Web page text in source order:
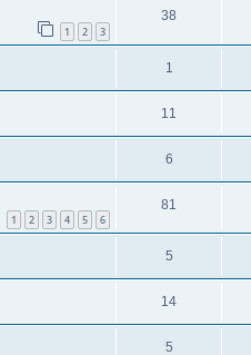
1 2 3
38
1
11
6
1 2 3 4 5 6
81
5
14
5